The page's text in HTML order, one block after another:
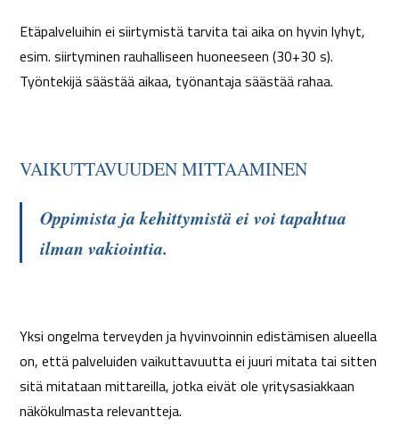
Etäpalveluihin ei siirtymistä tarvita tai aika on hyvin lyhyt,
esim. siirtyminen rauhalliseen huoneeseen (30+30 s).
Työntekijä säästää aikaa, työnantaja säästää rahaa.
VAIKUTTAVUUDEN MITTAAMINEN
Oppimista ja kehittymistä ei voi tapahtua
ilman vakiointia.
Yksi ongelma terveyden ja hyvinvoinnin edistämisen alueella
on, että palveluiden vaikuttavuutta ei juuri mitata tai sitten
sitä mitataan mittareilla, jotka eivät ole yritysasiakkaan
näkökulmasta relevantteja.